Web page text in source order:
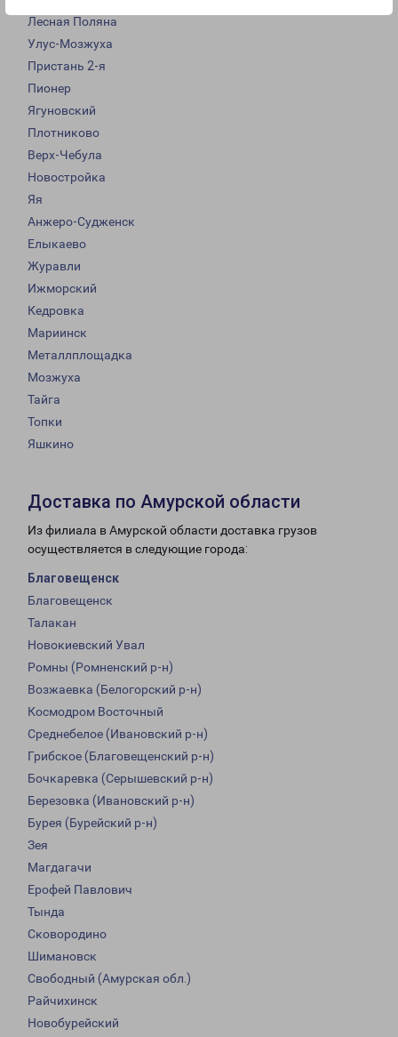
Лесная Поляна
Улус-Мозжуха
Пристань 2-я
Пионер
Ягуновский
Плотниково
Верх-Чебула
Новостройка
Яя
Анжеро-Судженск
Елыкаево
Журавли
Ижморский
Кедровка
Мариинск
Металлплощадка
Мозжуха
Тайга
Топки
Яшкино
Доставка по Амурской области
Из филиала в Амурской области доставка грузов
осуществляется в следующие города:
Благовещенск
Благовещенск
Талакан
Новокиевский Увал
Ромны (Ромненский р-н)
Возжаевка (Белогорский р-н)
Космодром Восточный
Среднебелое (Ивановский р-н)
Грибское (Благовещенский р-н)
Бочкаревка (Серышевский р-н)
Березовка (Ивановский р-н)
Бурея (Бурейский р-н)
Зея
Магдагачи
Ерофей Павлович
Тында
Сковородино
Шимановск
Свободный (Амурская обл.)
Райчихинск
Новобурейский